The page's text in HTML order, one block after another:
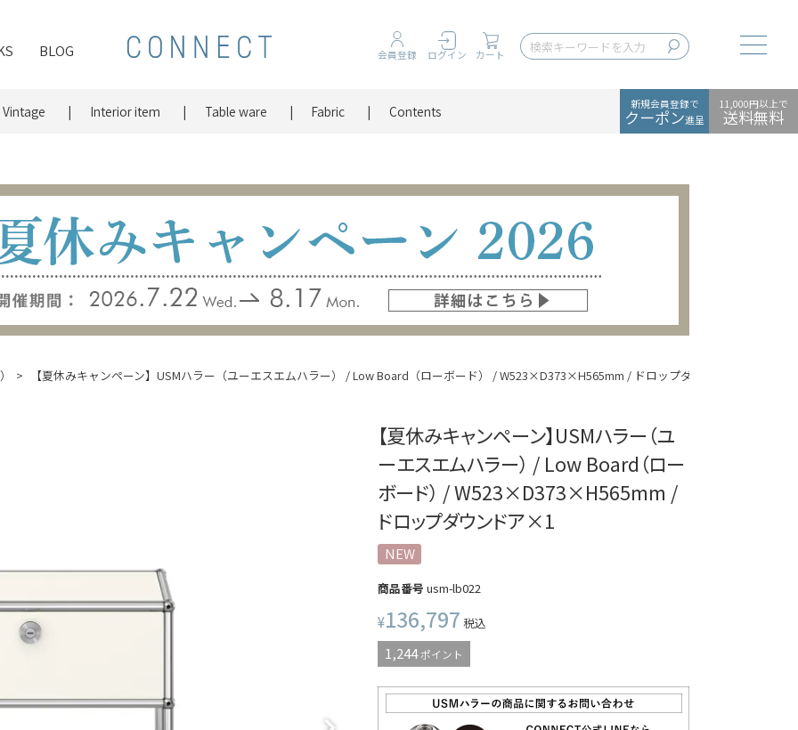
BLOG 会員登録 ログイン カート
Vintage Interior item Table ware Fabric Contents 新規会員登録で
クーポン進呈
11,000円以上で
送料無料
【夏休みキャンペーン】USMハラー（ユーエスエムハラー） / Low Board（ローボード） / W523×D373×H565mm / ドロップダウンドア×1
【夏休みキャンペーン】USMハラー（ユ
ーエスエムハラー） / Low Board（ロー
ボード） / W523×D373×H565mm /
ドロップダウンドア×1
NEW
商品番号 usm-lb022
¥136,797 税込
1,244 ポイント